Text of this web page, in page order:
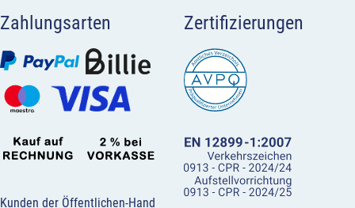
Zahlungsarten
Kunden der Öffentlichen-Hand
Zertifizierungen